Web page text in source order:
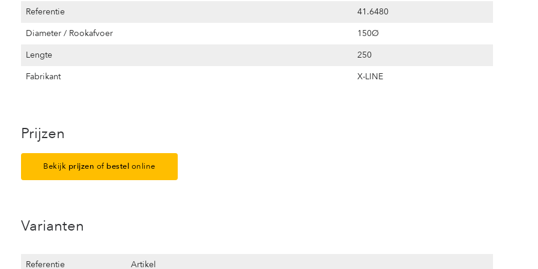
Referentie
41.6480
Diameter / Rookafvoer
150Ø
Lengte
250
Fabrikant
X-LINE
Prijzen
Bekijk prijzen of bestel online
Varianten
Referentie Artikel